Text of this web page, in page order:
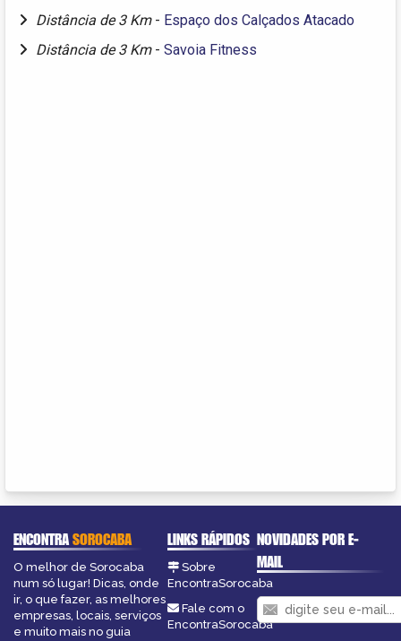
Distância de 3 Km - Espaço dos Calçados Atacado
Distância de 3 Km - Savoia Fitness
ENCONTRASOROCABA
O melhor de Sorocaba
num só lugar! Dicas, onde
ir, o que fazer, as melhores
empresas, locais, serviços
e muito mais no guia
LINKS RÁPIDOS
Sobre
EncontraSorocaba
Fale com o
EncontraSorocaba
NOVIDADES POR E-
MAIL